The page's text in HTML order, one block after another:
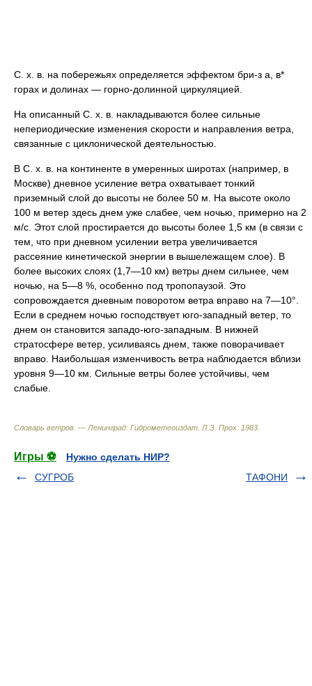
С. х. в. на побережьях определяется эффектом бри-з а, в*
горах и долинах — горно-долинной циркуляцией.
На описанный С. х. в. накладываются более сильные
непериодические изменения скорости и направления ветра,
связанные с циклонической деятельностью.
В С. х. в. на континенте в умеренных широтах (например, в
Москве) дневное усиление ветра охватывает тонкий
приземный слой до высоты не более 50 м. На высоте около
100 м ветер здесь днем уже слабее, чем ночью, примерно на 2
м/с. Этот слой простирается до высоты более 1,5 км (в связи с
тем, что при дневном усилении ветра увеличивается
рассеяние кинетической энергии в вышележащем слое). В
более высоких слоях (1,7—10 км) ветры днем сильнее, чем
ночью, на 5—8 %, особенно под тропопаузой. Это
сопровождается дневным поворотом ветра вправо на 7—10°.
Если в среднем ночью господствует юго-западный ветер, то
днем он становится западо-юго-западным. В нижней
стратосфере ветер, усиливаясь днем, также поворачивает
вправо. Наибольшая изменчивость ветра наблюдается вблизи
уровня 9—10 км. Сильные ветры более устойчивы, чем
слабые.
Словарь ветров. — Ленинград: Гидрометеоиздат Л.З. Прох 1983
Игры ⚽
Нужно сделать НИР?
СУГРОБ
ТАФОНИ